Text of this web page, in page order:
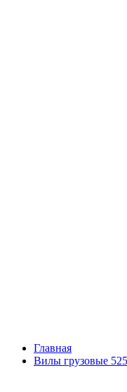
Главная
Вилы грузовые